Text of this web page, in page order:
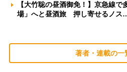
【大竹聡の昼酒御免！】京急線
場」へと昼酒旅 押し寄せるノス
著者・連載の一